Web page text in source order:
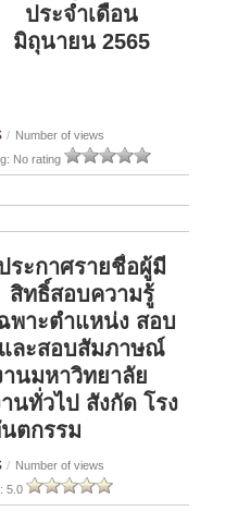
ประจำเดือน
มิถุนายน 2565
/ Number of views
No rating
ระกาศรายชื่อผู้มี
สิทธิ์สอบความรู้
พาะตำแหน่ง สอบ
ละสอบสัมภาษณ์
านมหาวิทยาลัย
นทั่วไป สังกัด โรง
ตกรรม
/ Number of views
5.0